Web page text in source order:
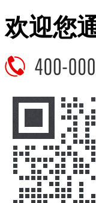
欢迎您